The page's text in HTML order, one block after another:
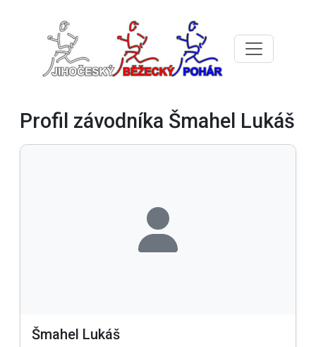
Profil závodníka Šmahel Lukáš
Šmahel Lukáš